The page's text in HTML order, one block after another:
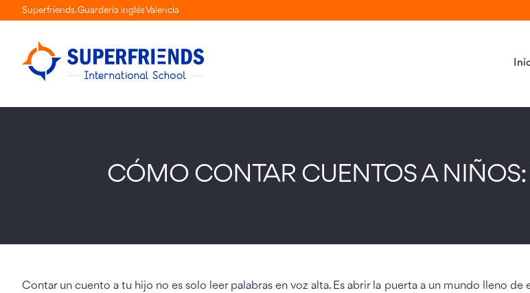
content
Superfriends. Guardería inglés Valencia
CÓMO CONTAR CUENTOS A
Contar un cuento a tu hijo no es solo leer palabras en voz alta. Es abrir la puerta a un mundo lleno